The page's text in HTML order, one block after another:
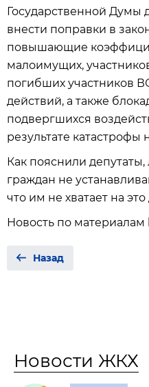
Государственной Думы
внести поправки в
повышающие
малоимущих,
погибших участников
действий, а также
подвергшихся
результате
Как пояснили депутаты,
граждан не
что им не хватает на это
Новость по
Назад
Новости ЖКХ